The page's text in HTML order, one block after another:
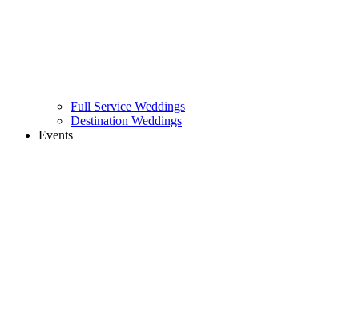
Full Service Weddings
Destination Weddings
Events